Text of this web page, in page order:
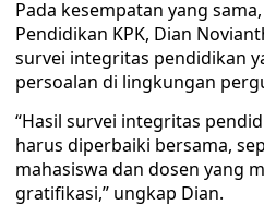
Pada kesempatan yang
Pendidikan KPK, Dian
survei integritas pendidikan
persoalan di lingkungan
“Hasil survei integritas
harus diperbaiki bersama,
mahasiswa dan dosen yang
gratifikasi,” ungkap Dian.